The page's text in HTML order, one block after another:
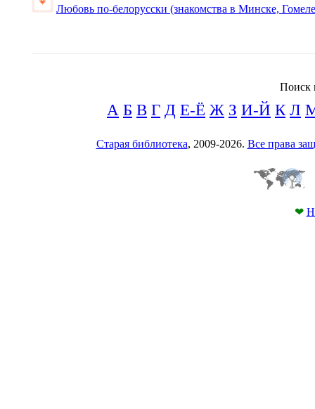
Любовь по-белорусски (знакомства в Минске,
Поиск
А Б В Г Д Е-Ё Ж З И-Й К Л
Старая библиотека, 2009-2026. Все права
❤